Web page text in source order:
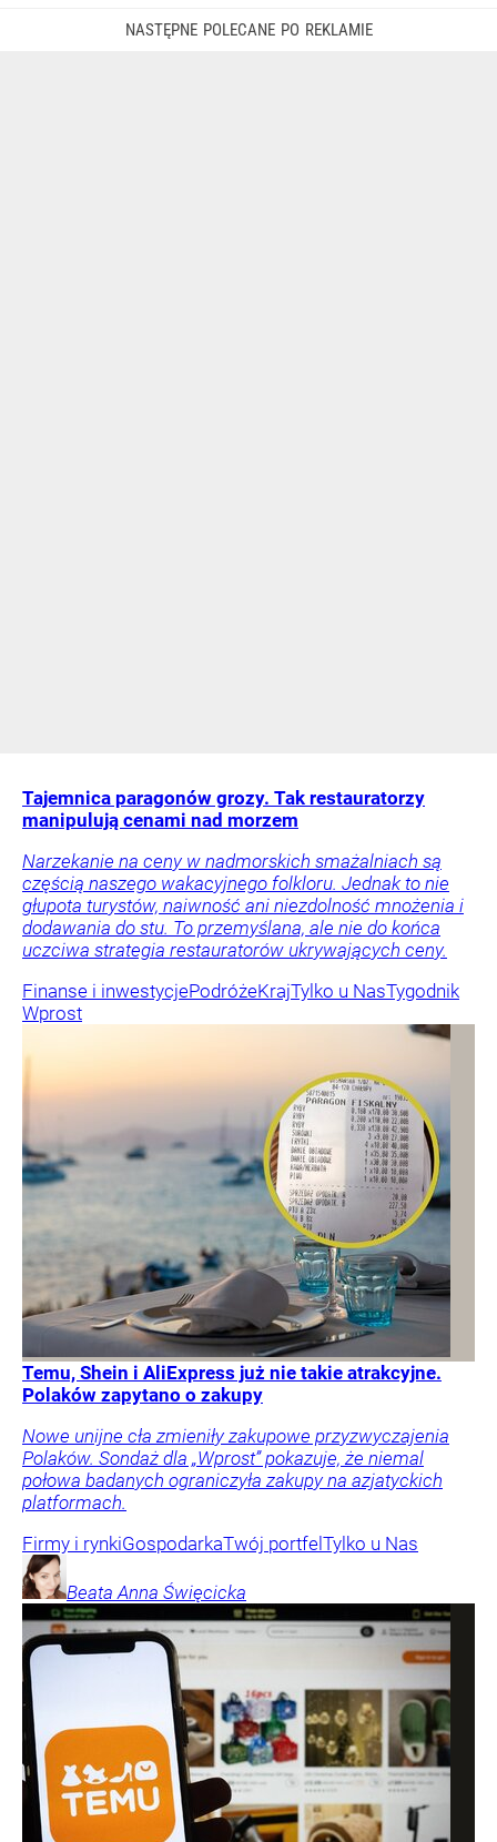
Tajemnica paragonów grozy. Tak restauratorzy
manipulują cenami nad morzem
Narzekanie na ceny w nadmorskich smażalniach są
częścią naszego wakacyjnego folkloru. Jednak to nie
głupota turystów, naiwność ani niezdolność mnożenia i
dodawania do stu. To przemyślana, ale nie do końca
uczciwa strategia restauratorów ukrywających ceny.
Finanse i inwestycjePodróżeKrajTylko u NasTygodnik
Wprost
Temu, Shein i AliExpress już nie takie atrakcyjne.
Polaków zapytano o zakupy
Nowe unijne cła zmieniły zakupowe przyzwyczajenia
Polaków. Sondaż dla „Wprost” pokazuje, że niemal
połowa badanych ograniczyła zakupy na azjatyckich
platformach.
Firmy i rynkiGospodarkaTwój portfelTylko u Nas
Beata Anna Święcicka